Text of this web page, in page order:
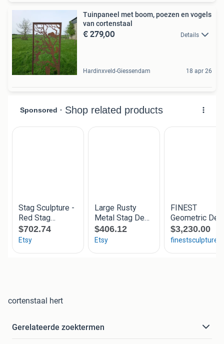
Tuinpaneel met boom, poezen en vogels
van cortenstaal
€ 279,00 Details
Hardinxveld-Giessendam 18 apr 26
cortenstaal hert
Gerelateerde zoektermen